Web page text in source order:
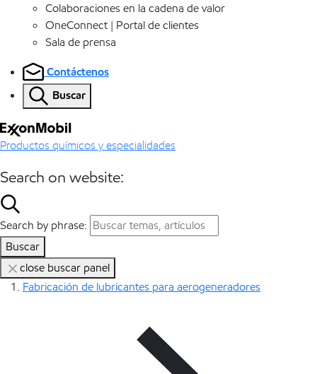
Colaboraciones en la cadena de valor
OneConnect | Portal de clientes
Sala de prensa
Contáctenos
Buscar
Productos químicos y especialidades
Search on website:
Search by phrase:
Buscar
close buscar panel
Fabricación de lubricantes para aerogeneradores